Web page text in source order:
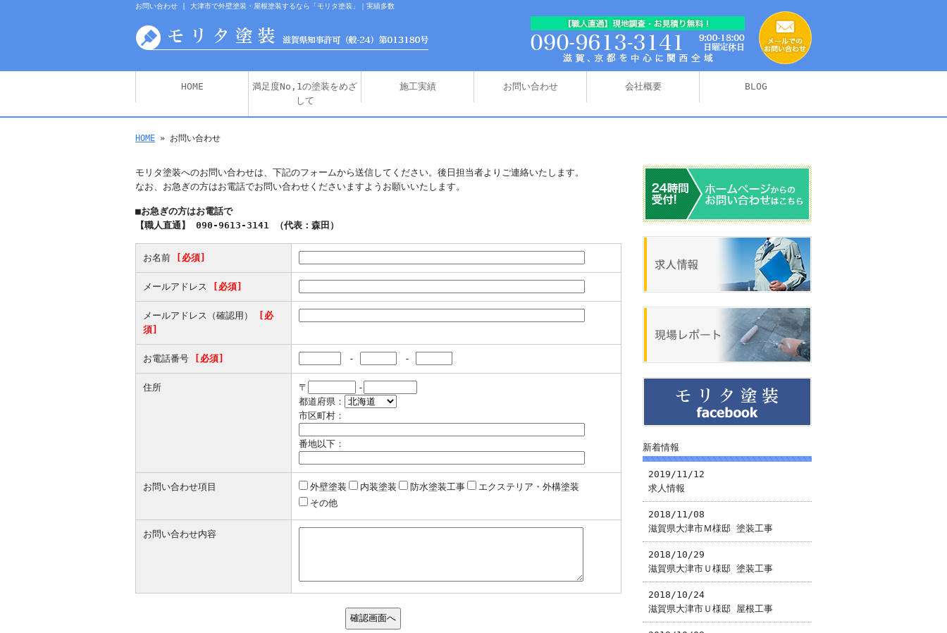
お問い合わせ | 大津市で外壁塗装・屋根塗装するなら「モリタ塗装」｜実績多数
HOME
満足度No,1の塗装をめざ
して
施工実績 お問い合わせ 会社概要 BLOG
HOME » お問い合わせ
モリタ塗装へのお問い合わせは、下記のフォームから送信してください。後日担当者よりご連絡いたします。
なお、お急ぎの方はお電話でお問い合わせくださいますようお願いいたします。
■お急ぎの方はお電話で
【職人直通】 090-9613-3141 （代表：森田）
お名前 [必須]
メールアドレス [必須]
メールアドレス（確認用）
[必
須]
お電話番号 [必須] - -
住所 〒
-
都道府県：
市区町村：
番地以下：
お問い合わせ項目 外壁塗装 内装塗装 防水塗装工事
エクステリア・外構塗装
その他
お問い合わせ内容
新着情報
2019/11/12
求人情報
2018/11/08
滋賀県大津市Ｍ様邸 塗装工事
2018/10/29
滋賀県大津市Ｕ様邸 塗装工事
2018/10/24
滋賀県大津市Ｕ様邸 屋根工事